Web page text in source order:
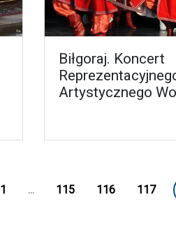
Biłgoraj. Koncert
Artystycznego
1 ... 115 116 117